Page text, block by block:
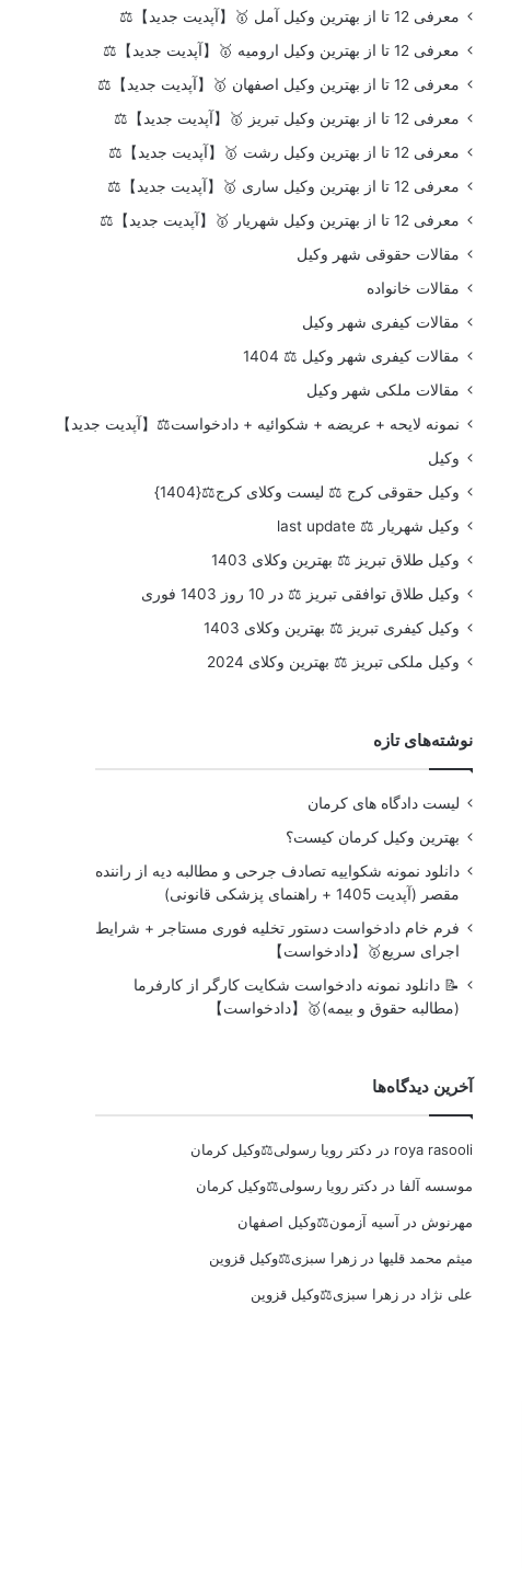
معرفی 12 تا از بهترین وکیل آمل 🥇【آپدیت جدید】⚖️
معرفی 12 تا از بهترین وکیل ارومیه 🥇【آپدیت جدید】⚖️
معرفی 12 تا از بهترین وکیل اصفهان 🥇【آپدیت جدید】⚖️
معرفی 12 تا از بهترین وکیل تبریز 🥇【آپدیت جدید】⚖️
معرفی 12 تا از بهترین وکیل رشت 🥇【آپدیت جدید】⚖️
معرفی 12 تا از بهترین وکیل ساری 🥇【آپدیت جدید】⚖️
معرفی 12 تا از بهترین وکیل شهریار 🥇【آپدیت جدید】⚖️
مقالات حقوقی شهر وکیل
مقالات خانواده
مقالات کیفری شهر وکیل
مقالات کیفری شهر وکیل ⚖️ 1404
مقالات ملکی شهر وکیل
نمونه لایحه + عریضه + شکوائیه + دادخواست⚖️【آپدیت جدید】
وکیل
وکیل حقوقی کرج ⚖️ لیست وکلای کرج⚖️{1404}
وکیل شهریار ⚖️ last update
وکیل طلاق تبریز ⚖️ بهترین وکلای 1403
وکیل طلاق توافقی تبریز ⚖️ در 10 روز 1403 فوری
وکیل کیفری تبریز ⚖️ بهترین وکلای 1403
وکیل ملکی تبریز ⚖️ بهترین وکلای 2024
نوشته‌های تازه
لیست دادگاه های کرمان
بهترین وکیل کرمان کیست؟
دانلود نمونه شکواییه تصادف جرحی و مطالبه دیه از راننده
مقصر (آپدیت 1405 + راهنمای پزشکی قانونی)
فرم خام دادخواست دستور تخلیه فوری مستاجر + شرایط
اجرای سریع🥇【دادخواست】
📝 دانلود نمونه دادخواست شکایت کارگر از کارفرما
(مطالبه حقوق و بیمه)🥇【دادخواست】
آخرین دیدگاه‌ها
roya rasooli در دکتر رویا رسولی⚖️وکیل کرمان
موسسه آلفا در دکتر رویا رسولی⚖️وکیل کرمان
مهرنوش در آسیه آزمون⚖️وکیل اصفهان
میثم محمد قلیها درزهرا سبزی⚖️وکیل قزوین
علی نژاد درزهرا سبزی⚖️وکیل قزوین